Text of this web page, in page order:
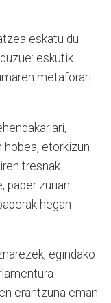
eskatu du
eskutik
metaforari
hobea, etorkizun
tresnak
paper zurian
hegan
egindako
erantzuna eman